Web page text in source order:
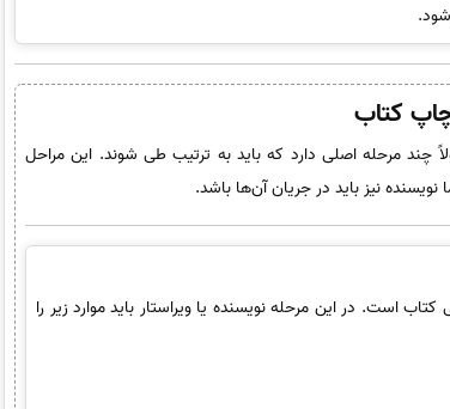
کتاب
چند مرحله اصلی دارد که باید به ترتیب طی شوند. این مراحل
نیز باید در جریان آن‌ها باشد.
است. در این مرحله نویسنده یا ویراستار باید موارد زیر را